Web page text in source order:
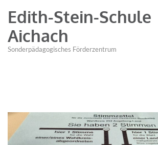
Edith-Stein-Schule
Aichach
Sonderpädagogisches Förderzentrum